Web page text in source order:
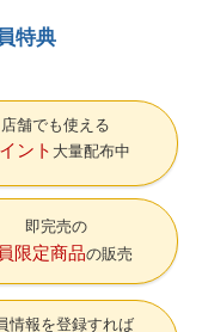
特典
店舗でも使える
ント 大量配布中
即完売の
限定商品の販売
情報を登録すれば